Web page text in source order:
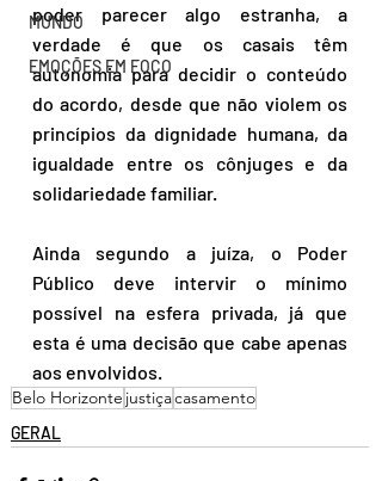
MUNDO
EMOÇÕES EM FOCO
poder parecer algo estranha, a
verdade é que os casais têm
autonomia para decidir o conteúdo
do acordo, desde que não violem os
princípios da dignidade humana, da
igualdade entre os cônjuges e da
solidariedade familiar.
Ainda segundo a juíza, o Poder
Público deve intervir o mínimo
possível na esfera privada, já que
esta é uma decisão que cabe apenas
aos envolvidos.
Belo Horizonte justiçacasamento
GERAL